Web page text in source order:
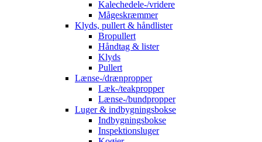
Kalechedele-/vridere
Mågeskræmmer
Klyds, pullert & håndlister
Bropullert
Håndtag & lister
Klyds
Pullert
Lænse-/drænpropper
Læk-/teakpropper
Lænse-/bundpropper
Luger & indbygningsbokse
Indbygningsbokse
Inspektionsluger